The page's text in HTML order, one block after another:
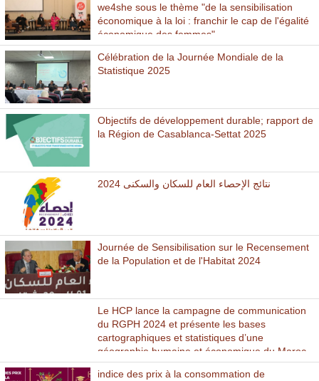
we4she sous le thème "de la sensibilisation
économique à la loi : franchir le cap de l'égalité
économique des femmes"
Célébration de la Journée Mondiale de la
Statistique 2025
Objectifs de développement durable; rapport de
la Région de Casablanca-Settat 2025
نتائج الإحصاء العام للسكان والسكنى 2024
Journée de Sensibilisation sur le Recensement
de la Population et de l'Habitat 2024
Le HCP lance la campagne de communication
du RGPH 2024 et présente les bases
cartographiques et statistiques d’une
géographie humaine et économique du Maroc
indice des prix à la consommation de